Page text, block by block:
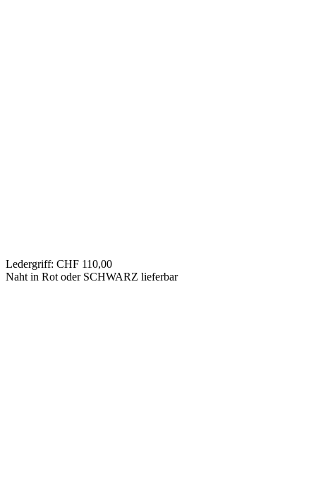
Ledergriff: CHF 110,00
Naht in Rot oder SCHWARZ lieferbar